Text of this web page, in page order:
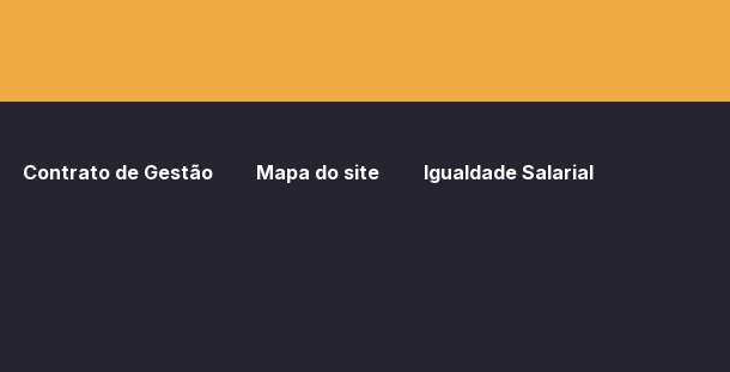
Contrato de Gestão Mapa do site Igualdade Salarial